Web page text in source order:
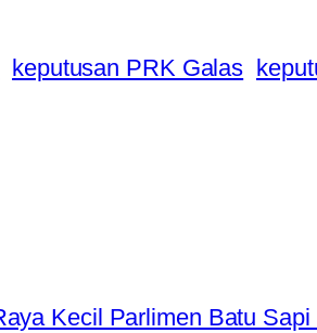
keputusan PRK Galas
Kecil Parlimen Batu Sapi